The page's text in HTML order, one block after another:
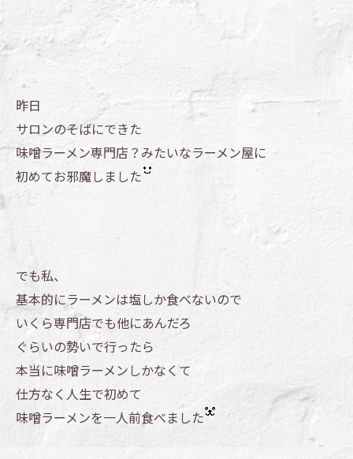
昨日
サロンのそばにできた
味噌ラーメン専門店？みたいなラーメン屋に
初めてお邪魔しました
でも私、
基本的にラーメンは塩しか食べないので
いくら専門店でも他にあんだろ
ぐらいの勢いで行ったら
本当に味噌ラーメンしかなくて
仕方なく人生で初めて
味噌ラーメンを一人前食べました